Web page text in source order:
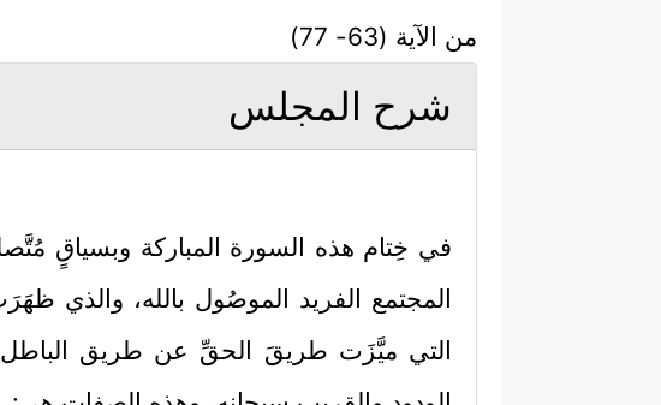
من الآية (63- 77)
شرح المجلس
في خِتام هذه السورة المباركة وبسياقٍ
المجتمع الفريد الموصُول بالله، والذي
التي ميَّزَت طريقَ الحقِّ عن طريق الباطل،